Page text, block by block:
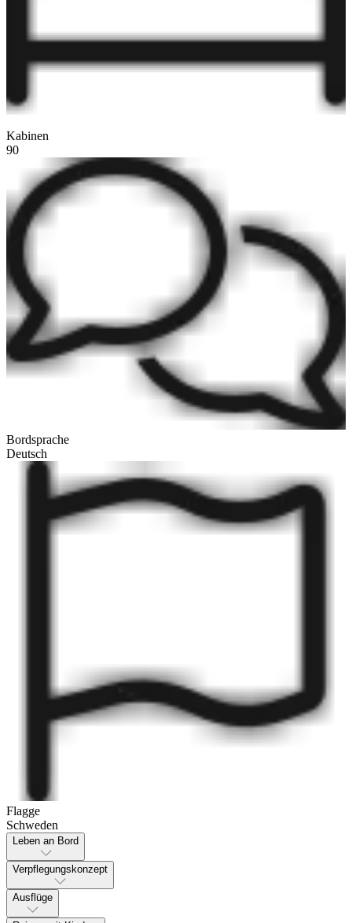
Kabinen
90
Bordsprache
Deutsch
Flagge
Schweden
Leben an Bord
Verpflegungskonzept
Ausflüge